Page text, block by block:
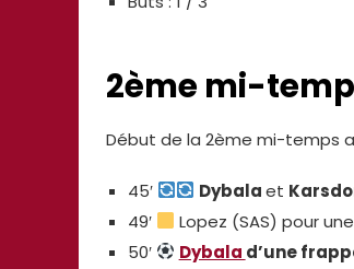
2ème mi-
Début de la 2ème mi-temps
45′ Dybalaet
49′
Lopez (SAS) pour
50′
Dybala d’une